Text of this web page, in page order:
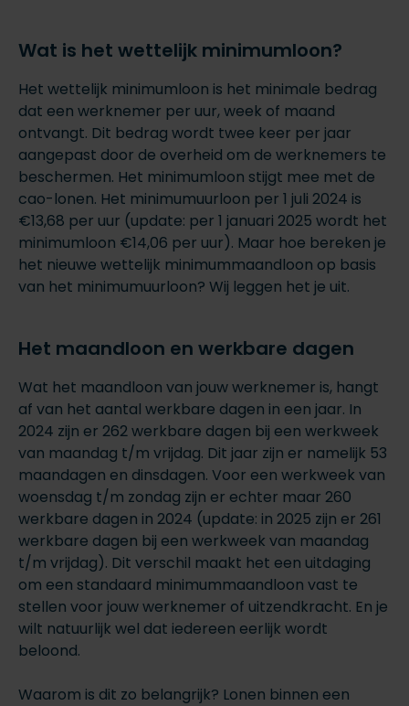
Wat is het wettelijk minimumloon?
Het wettelijk minimumloon is het minimale bedrag
dat een werknemer per uur, week of maand
ontvangt. Dit bedrag wordt twee keer per jaar
aangepast door de overheid om de werknemers te
beschermen. Het minimumloon stijgt mee met de
cao-lonen. Het minimumuurloon per 1 juli 2024 is
€13,68 per uur (update: per 1 januari 2025 wordt het
minimumloon €14,06 per uur). Maar hoe bereken je
het nieuwe wettelijk minimummaandloon op basis
van het minimumuurloon? Wij leggen het je uit.
Het maandloon en werkbare dagen
Wat het maandloon van jouw werknemer is, hangt
af van het aantal werkbare dagen in een jaar. In
2024 zijn er 262 werkbare dagen bij een werkweek
van maandag t/m vrijdag. Dit jaar zijn er namelijk 53
maandagen en dinsdagen. Voor een werkweek van
woensdag t/m zondag zijn er echter maar 260
werkbare dagen in 2024 (update: in 2025 zijn er 261
werkbare dagen bij een werkweek van maandag
t/m vrijdag). Dit verschil maakt het een uitdaging
om een standaard minimummaandloon vast te
stellen voor jouw werknemer of uitzendkracht. En je
wilt natuurlijk wel dat iedereen eerlijk wordt
beloond.
Waarom is dit zo belangrijk? Lonen binnen een